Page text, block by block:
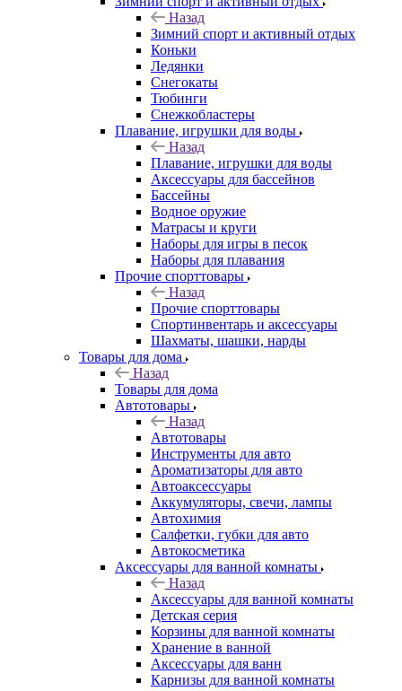
Назад
Зимний спорт и активный отдых
Коньки
Ледянки
Снегокаты
Тюбинги
Снежкобластеры
Плавание, игрушки для воды
Назад
Плавание, игрушки для воды
Аксессуары для бассейнов
Бассейны
Водное оружие
Матрасы и круги
Наборы для игры в песок
Наборы для плавания
Прочие спорттовары
Назад
Прочие спорттовары
Спортинвентарь и аксессуары
Шахматы, шашки, нарды
Товары для дома
Назад
Товары для дома
Автотовары
Назад
Автотовары
Инструменты для авто
Ароматизаторы для авто
Автоаксессуары
Аккумуляторы, свечи, лампы
Автохимия
Салфетки, губки для авто
Автокосметика
Аксессуары для ванной комнаты
Назад
Аксессуары для ванной комнаты
Детская серия
Корзины для ванной комнаты
Хранение в ванной
Аксессуары для ванн
Карнизы для ванной комнаты